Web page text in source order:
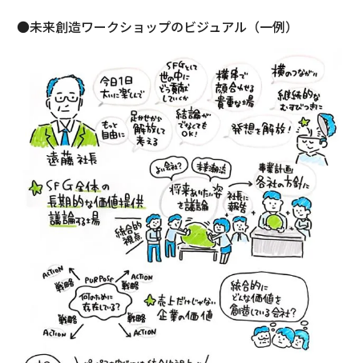
●未来創造ワークショップのビジュアル（一例）